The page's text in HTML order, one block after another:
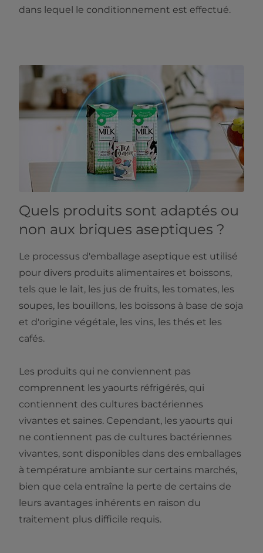
dans lequel le conditionnement est effectué.
Quels produits sont adaptés ou
non aux briques aseptiques ?
Le processus d'emballage aseptique est utilisé
pour divers produits alimentaires et boissons,
tels que le lait, les jus de fruits, les tomates, les
soupes, les bouillons, les boissons à base de soja
et d'origine végétale, les vins, les thés et les
cafés.
Les produits qui ne conviennent pas
comprennent les yaourts réfrigérés, qui
contiennent des cultures bactériennes
vivantes et saines. Cependant, les yaourts qui
ne contiennent pas de cultures bactériennes
vivantes, sont disponibles dans des emballages
à température ambiante sur certains marchés,
bien que cela entraîne la perte de certains de
leurs avantages inhérents en raison du
traitement plus difficile requis.